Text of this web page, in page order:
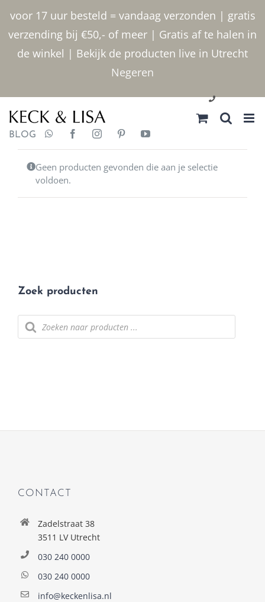
voor 17 uur besteld = vandaag verzonden | gratis
verzending bij €50,- of meer | Gratis af te halen in
de winkel | Bekijk de producten live in Utrecht
Negeren
inhoud
030 2400000
BLOG
Geen producten gevonden die aan je selectie
voldoen.
Zoek producten
Producten
zoeken
CONTACT
Zadelstraat 38
3511 LV Utrecht
030 240 0000
030 240 0000
info@keckenlisa.nl